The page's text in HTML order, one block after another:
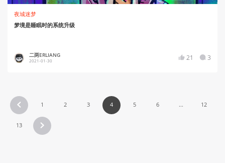
夜城迷梦
梦境是睡眠时的系统升级
二两ERLIANG
2021-01-30 21 3
1 2 3 4 5 6 ... 12
13